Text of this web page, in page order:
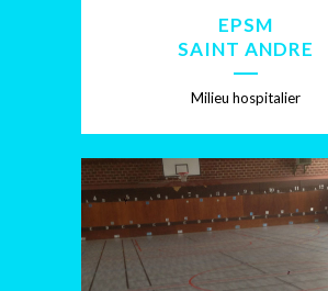
EPSM
SAINT ANDRE
Milieu hospitalier